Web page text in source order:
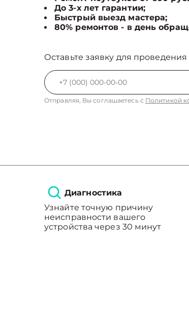
До 3-х лет гарантии;
Быстрый выезд мастера;
80% ремонтов - в день
Оставьте заявку для
Отправляя, Вы соглашаетесь с Политикой
Диагностика
Узнайте точную причину
неисправности вашего
устройства через 30 минут